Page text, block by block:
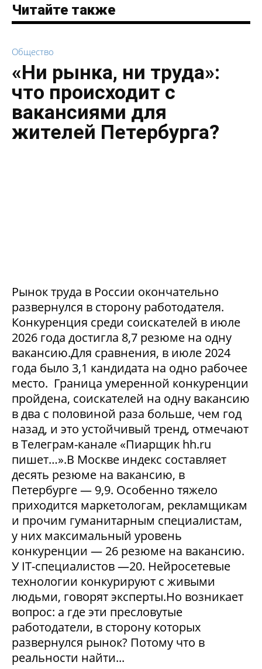
Читайте также
Общество
«Ни рынка, ни труда»:
что происходит с
вакансиями для
жителей Петербурга?
Рынок труда в России окончательно
развернулся в сторону работодателя.
Конкуренция среди соискателей в июле
2026 года достигла 8,7 резюме на одну
вакансию.Для сравнения, в июле 2024
года было 3,1 кандидата на одно рабочее
место. Граница умеренной конкуренции
пройдена, соискателей на одну вакансию
в два с половиной раза больше, чем год
назад, и это устойчивый тренд, отмечают
в Телеграм-канале «Пиарщик hh.ru
пишет…».В Москве индекс составляет
десять резюме на вакансию, в
Петербурге — 9,9. Особенно тяжело
приходится маркетологам, рекламщикам
и прочим гуманитарным специалистам,
у них максимальный уровень
конкуренции — 26 резюме на вакансию.
У IT-специалистов —20. Нейросетевые
технологии конкурируют с живыми
людьми, говорят эксперты.Но возникает
вопрос: а где эти пресловутые
работодатели, в сторону которых
развернулся рынок? Потому что в
реальности найти...